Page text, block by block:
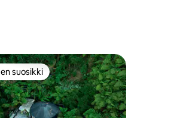
suosikkien parhaimmistoa
suosikki